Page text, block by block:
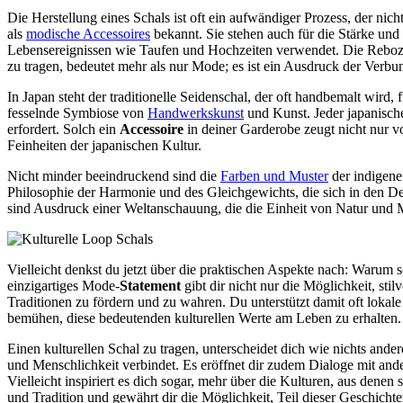
Die Herstellung eines Schals ist oft ein aufwändiger Prozess, der
als modische Accessoires bekannt. Sie stehen auch für die Stärke
Lebensereignissen wie Taufen und Hochzeiten verwendet. Die
zu tragen, bedeutet mehr als nur Mode; es ist ein Ausdruck der
In Japan steht der traditionelle Seidenschal, der oft handbemalt
fesselnde Symbiose von Handwerkskunst und Kunst. Jeder
erfordert. Solch ein Accessoire in deiner Garderobe zeugt nicht nur
Feinheiten der japanischen Kultur.
Nicht minder beeindruckend sind die Farben und Musterder
Philosophie der Harmonie und des Gleichgewichts, die sich in den
sind Ausdruck einer Weltanschauung, die die Einheit von Natur und
Vielleicht denkst du jetzt über die praktischen Aspekte nach:
einzigartiges Mode-Statement gibt dir nicht nur die Möglichkeit,
Traditionen zu fördern und zu wahren. Du unterstützt damit oft
bemühen, diese bedeutenden kulturellen Werte am Leben zu erhalten.
Einen kulturellen Schal zu tragen, unterscheidet dich wie nichts
und Menschlichkeit verbindet. Es eröffnet dir zudem Dialoge mit
Vielleicht inspiriert es dich sogar, mehr über die Kulturen, aus denen
und Tradition und gewährt dir die Möglichkeit, Teil dieser